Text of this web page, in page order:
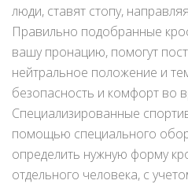
люди, ставят стопу,
Правильно подобранные
вашу пронацию, помогут
нейтральное положение и
безопасность и комфорт во
Специализированные
помощью специального
определить нужную форму
отдельного человека, с